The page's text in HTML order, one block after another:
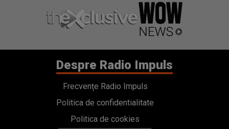
Despre Radio Impuls
Frecvențe Radio Impuls
Politica de confidentialitate
Politica de cookies